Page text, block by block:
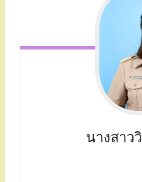
นางสาว